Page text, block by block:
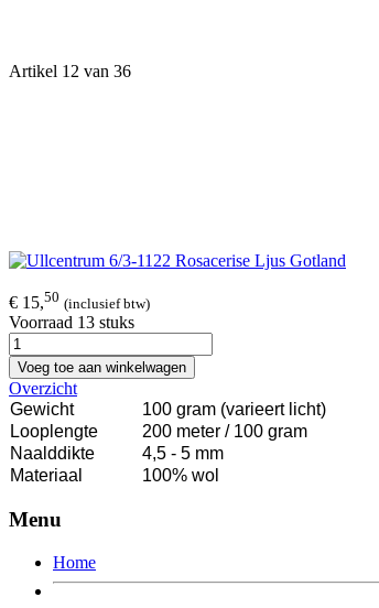
Artikel 12 van 36
€ 15,50 (inclusief btw)
Voorraad 13 stuks
Voeg toe aan winkelwagen
Overzicht
Gewicht
100 gram (varieert licht)
Looplengte
200 meter / 100 gram
Naalddikte
4,5 - 5 mm
Materiaal
100% wol
Menu
Home